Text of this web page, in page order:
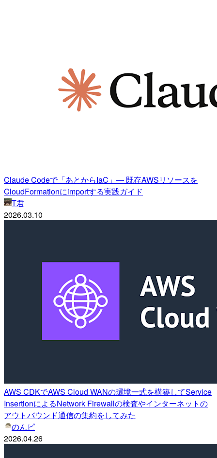
Claude Codeで「あとからIaC」— 既存AWSリソースを
CloudFormationにimportする実践ガイド
T君
2026.03.10
AWS CDKでAWS Cloud WANの環境一式を構築してService
InsertionによるNetwork Firewallの検査やインターネットの
アウトバウンド通信の集約をしてみた
のんピ
2026.04.26